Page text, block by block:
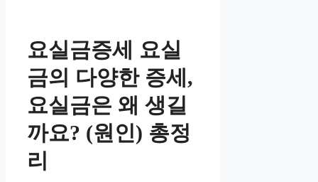
요실금증세 요실
금의 다양한 증세,
요실금은 왜 생길
까요? (원인) 총정
리